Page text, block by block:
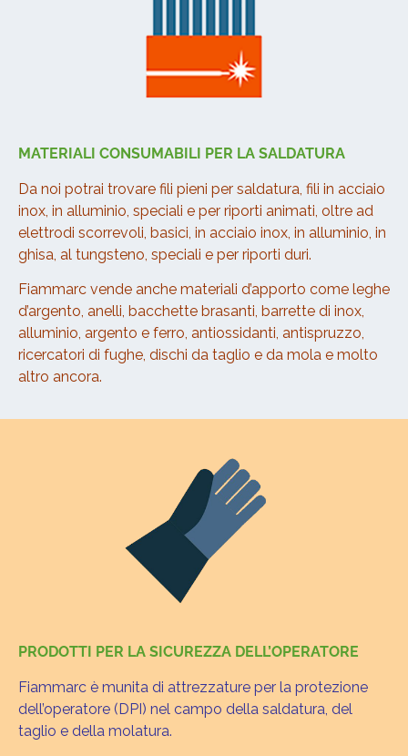
MATERIALI CONSUMABILI PER LA SALDATURA
Da noi potrai trovare fili pieni per saldatura, fili in acciaio
inox, in alluminio, speciali e per riporti animati, oltre ad
elettrodi scorrevoli, basici, in acciaio inox, in alluminio, in
ghisa, al tungsteno, speciali e per riporti duri.
Fiammarc vende anche materiali d’apporto come leghe
d’argento, anelli, bacchette brasanti, barrette di inox,
alluminio, argento e ferro, antiossidanti, antispruzzo,
ricercatori di fughe, dischi da taglio e da mola e molto
altro ancora.
PRODOTTI PER LA SICUREZZA DELL’OPERATORE
Fiammarc è munita di attrezzature per la protezione
dell’operatore (DPI) nel campo della saldatura, del
taglio e della molatura.